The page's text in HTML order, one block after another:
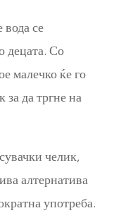
се
децата. Со
малечко ќе го
за да тргне на
челик,
алтернатива
употреба.